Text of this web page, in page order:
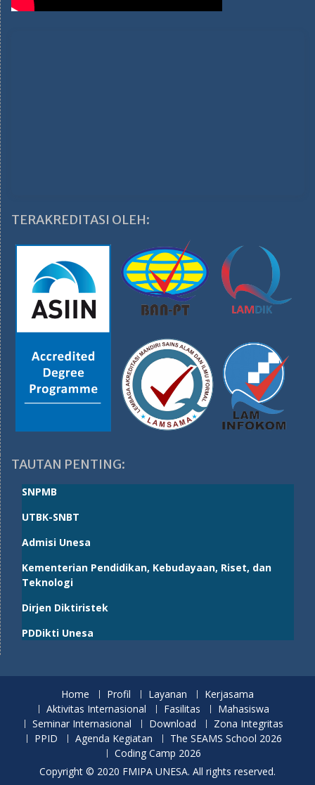
TERAKREDITASI OLEH:
TAUTAN PENTING:
SNPMB
UTBK-SNBT
Admisi Unesa
Kementerian Pendidikan, Kebudayaan, Riset, dan
Teknologi
Dirjen Diktiristek
PDDikti Unesa
Home Profil Layanan
Kerjasama
Aktivitas Internasional
Fasilitas
Mahasiswa
Seminar Internasional
Download
Zona Integritas
PPID
Agenda Kegiatan
The SEAMS School 2026
Coding Camp 2026
Copyright © 2020 FMIPA UNESA. All rights reserved.